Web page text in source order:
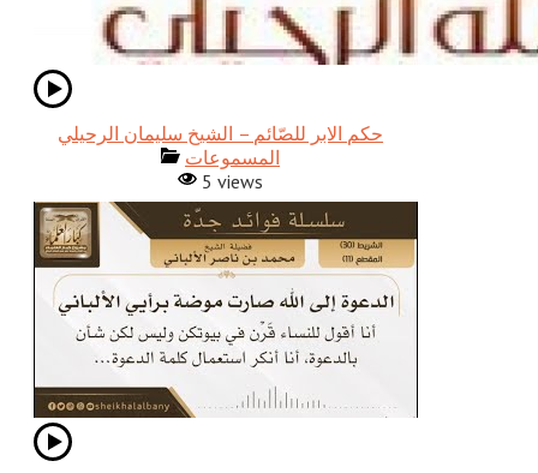
حكم الابر للصّائم – الشيخ سليمان الرحيلي
المسموعات
5 views